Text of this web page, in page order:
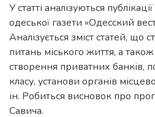
У статті аналізуються
одеської газети «Одесский
Аналізується зміст статей, що
питань міського життя, а
створення приватних банків,
класу, установи органів
ін. Робиться висновок про
Савича.